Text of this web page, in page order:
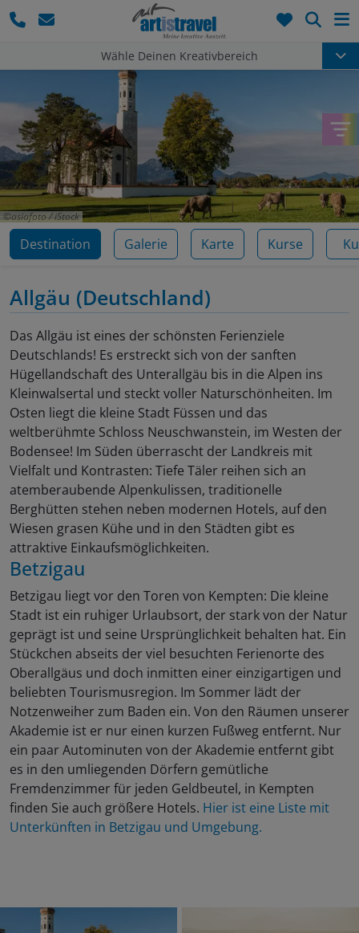
Wähle Deinen Kreativbereich
asiafoto / iStock
Destination Galerie Karte Kurse
Allgäu (Deutschland)
Das Allgäu ist eines der schönsten Ferienziele
Deutschlands! Es erstreckt sich von der sanften
Hügellandschaft des Unterallgäu bis in die Alpen ins
Kleinwalsertal und steckt voller Naturschönheiten. Im
Osten liegt die kleine Stadt Füssen und das
weltberühmte Schloss Neuschwanstein, im Westen der
Bodensee! Im Süden überrascht der Landkreis mit
Vielfalt und Kontrasten: Tiefe Täler reihen sich an
atemberaubende Alpenkulissen, traditionelle
Berghütten stehen neben modernen Hotels, auf den
Wiesen grasen Kühe und in den Städten gibt es
attraktive Einkaufsmöglichkeiten.
Betzigau
Betzigau liegt vor den Toren von Kempten: Die kleine
Stadt ist ein ruhiger Urlaubsort, der stark von der Natur
geprägt ist und seine Ursprünglichkeit behalten hat. Ein
Stückchen abseits der viel besuchten Ferienorte des
Oberallgäus und doch inmitten einer einzigartigen und
beliebten Tourismusregion. Im Sommer lädt der
Notzenweiher zum Baden ein. Von den Räumen unserer
Akademie ist er nur einen kurzen Fußweg entfernt. Nur
ein paar Autominuten von der Akademie entfernt gibt
es in den umliegenden Dörfern gemütliche
Fremdenzimmer für jeden Geldbeutel, in Kempten
finden Sie auch größere Hotels. Hier ist eine Liste mit
Unterkünften in Betzigau und Umgebung.